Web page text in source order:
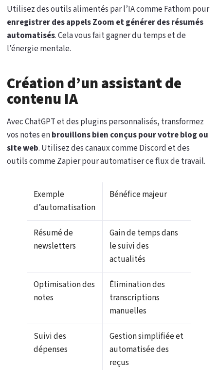
Utilisez des outils alimentés par l’IA comme Fathom pour
enregistrer des appels Zoom et générer des résumés
automatisés. Cela vous fait gagner du temps et de
l’énergie mentale.
Création d’un assistant de
contenu IA
Avec ChatGPT et des plugins personnalisés, transformez
vos notes enbrouillons bien conçus pour votre blog ou
site web. Utilisez des canaux comme Discord et des
outils comme Zapier pour automatiser ce flux de travail.
Exemple
d’automatisation
Bénéfice majeur
Résumé de
newsletters
Gain de temps dans
le suivi des
actualités
Optimisation des
notes
Élimination des
transcriptions
manuelles
Suivi des
dépenses
Gestion simplifiée et
automatisée des
reçus